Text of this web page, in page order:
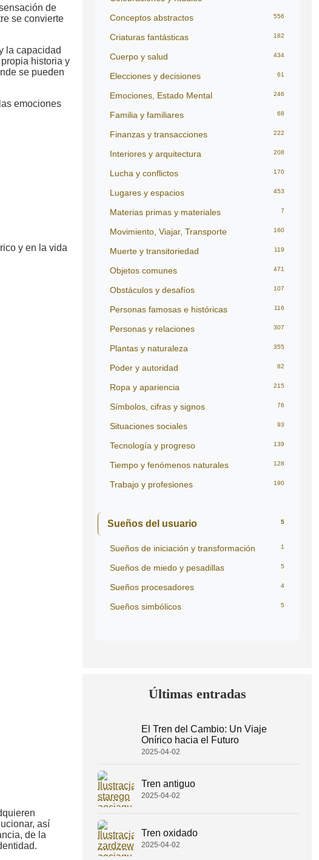
de
se convierte
la capacidad
historia y
se pueden
emociones
y en la vida
así
de la
Conceptos abstractos 556
Criaturas fantásticas 182
Cuerpo y salud 434
Elecciones y decisiones 61
Emociones, Estado Mental 246
Familia y familiares 68
Finanzas y transacciones 222
Interiores y arquitectura 208
Lucha y conflictos 170
Lugares y espacios 453
Materias primas y materiales 7
Movimiento, Viajar, Transporte 160
Muerte y transitoriedad 119
Objetos comunes 471
Obstáculos y desafíos 107
Personas famosas e históricas 116
Personas y relaciones 307
Plantas y naturaleza 355
Poder y autoridad 82
Ropa y apariencia 215
Símbolos, cifras y signos 76
Situaciones sociales 93
Tecnología y progreso 139
Tiempo y fenómenos naturales 128
Trabajo y profesiones 190
Sueños del usuario 5
Sueños de iniciación y transformación 1
Sueños de miedo y pesadillas 5
Sueños procesadores 4
Sueños simbólicos 5
Últimas entradas
El Tren del Cambio: Un Viaje
Onírico hacia el Futuro
2025-04-02
Tren antiguo
2025-04-02
Tren oxidado
2025-04-02